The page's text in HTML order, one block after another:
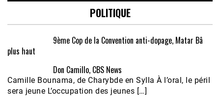
POLITIQUE
9ème Cop de la Convention anti-dopage, Matar Bâ
plus haut
Don Camillo, CBS News
Camille Bounama, de Charybde en Sylla À l’oral, le péril
sera jeune L’occupation des jeunes […]